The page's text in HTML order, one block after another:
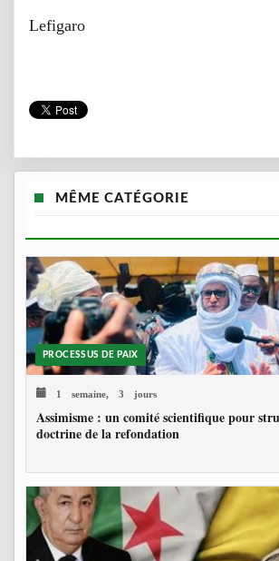
Lefigaro
MÊME CATÉGORIE
PROCESSUS DE PAIX
1 semaine, 3 jours
Assimisme : un comité scientifique pour
doctrine de la refondation